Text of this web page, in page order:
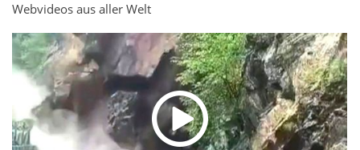
Webvideos aus aller Welt